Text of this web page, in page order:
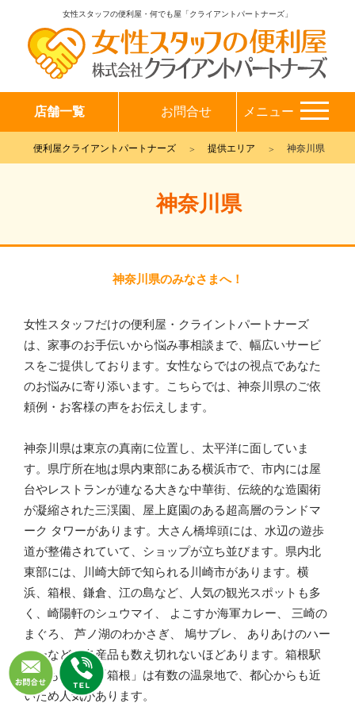
女性スタッフの便利屋・何でも屋「クライアントパートナーズ」
店舗一覧 お問合せ メニュー
便利屋クライアントパートナーズ 提供エリア 神奈川県
神奈川県
神奈川県のみなさまへ！
女性スタッフだけの便利屋・クライントパートナーズ
は、家事のお手伝いから悩み事相談まで、幅広いサービ
スをご提供しております。女性ならではの視点であなた
のお悩みに寄り添います。こちらでは、神奈川県のご依
頼例・お客様の声をお伝えします。
神奈川県は東京の真南に位置し、太平洋に面していま
す。県庁所在地は県内東部にある横浜市で、市内には屋
台やレストランが連なる大きな中華街、伝統的な造園術
が凝縮された三渓園、屋上庭園のある超高層のランドマ
ーク タワーがあります。大さん橋埠頭には、水辺の遊歩
道が整備されていて、ショップが立ち並びます。県内北
東部には、川崎大師で知られる川崎市があります。横
浜、箱根、鎌倉、江の島など、人気の観光スポットも多
く、崎陽軒のシュウマイ、 よこすか海軍カレー、 三崎の
まぐろ、 芦ノ湖のわかさぎ、 鳩サブレ、 ありあけのハー
バーなど、名産品も数え切れないほどあります。箱根駅
伝でも有名な「箱根」は有数の温泉地で、都心からも近
いため人気があります。